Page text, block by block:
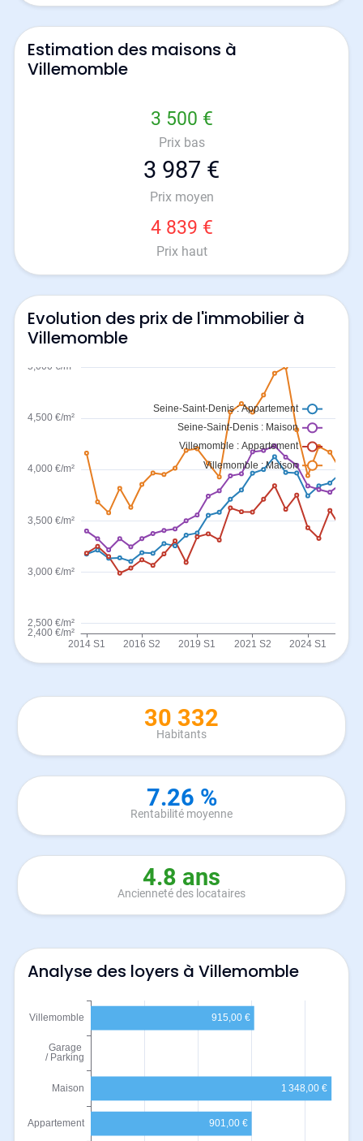
Estimation des maisons à
Villemomble
3 500 €
Prix bas
3 987 €
Prix moyen
4 839 €
Prix haut
Evolution des prix de l'immobilier à
Villemomble
30 332
Habitants
7.26 %
Rentabilité moyenne
4.8 ans
Ancienneté des locataires
Analyse des loyers à Villemomble